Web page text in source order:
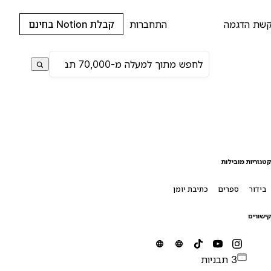
הדגמה התחברות קבלת Notion בחינם
קטגוריות מובילות
בידור ספרים כתיבת יומן
קישורים
3 תבניות